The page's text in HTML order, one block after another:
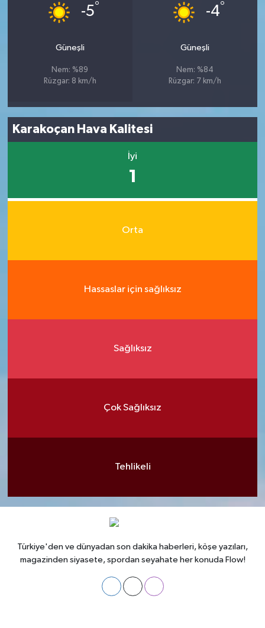
-5°
Güneşli
Nem: %89
Rüzgar: 8 km/h
-4°
Güneşli
Nem: %84
Rüzgar: 7 km/h
Karakoçan Hava Kalitesi
İyi
1
Orta
Hassaslar için sağlıksız
Sağlıksız
Çok Sağlıksız
Tehlikeli
Türkiye'den ve dünyadan son dakika haberleri, köşe yazıları,
magazinden siyasete, spordan seyahate her konuda Flow!